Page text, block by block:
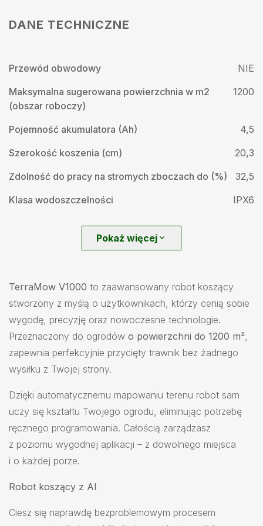
DANE TECHNICZNE
Przewód obwodowy
NIE
Maksymalna sugerowana powierzchnia w m2
(obszar roboczy)
1200
Pojemność akumulatora (Ah)
4,5
Szerokość koszenia (cm)
20,3
Zdolność do pracy na stromych zboczach do (%)
32,5
Klasa wodoszczelności
IPX6
Pokaż więcej expand_more
TerraMow V1000 to zaawansowany robot koszący
stworzony z myślą o użytkownikach, którzy cenią sobie
wygodę, precyzję oraz nowoczesne technologie.
Przeznaczony do ogrodów o powierzchni do 1200 m²
zapewnia perfekcyjnie przycięty trawnik bez żadnego
wysiłku z Twojej strony.
Dzięki automatycznemu mapowaniu terenu robot sam
uczy się kształtu Twojego ogrodu, eliminując potrzebę
ręcznego programowania. Całością zarządzasz
z poziomu wygodnej aplikacji – z dowolnego miejsca
i o każdej porze.
Robot koszący z AI
Ciesz się naprawdę bezproblemowym procesem